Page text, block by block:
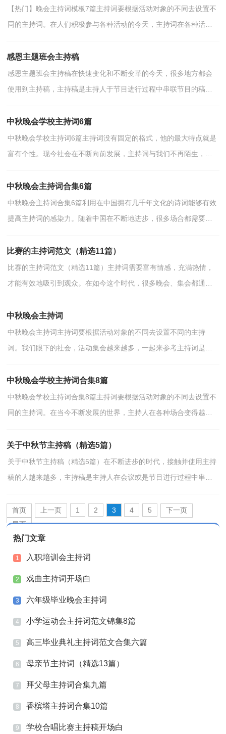
【热门】晚会主持词模板7篇主持词要根据活动对象的不同去设置不
同的主持词。在人们积极参与各种活动的今天，主持词在各种活动
感恩主题班会主持稿
感恩主题班会主持稿在快速变化和不断变革的今天，很多地方都会
使用到主持稿，主持稿是主持人于节目进行过程中串联节目的稿
中秋晚会学校主持词6篇
中秋晚会学校主持词6篇主持词没有固定的格式，他的最大特点就是
富有个性。现今社会在不断向前发展，主持词与我们不再陌生，好
中秋晚会主持词合集6篇
中秋晚会主持词合集6篇利用在中国拥有几千年文化的诗词能够有效
提高主持词的感染力。随着中国在不断地进步，很多场合都需要主
比赛的主持词范文（精选11篇）
比赛的主持词范文（精选11篇）主持词需要富有情感，充满热情，
才能有效地吸引到观众。在如今这个时代，很多晚会、集会都通过
中秋晚会主持词
中秋晚会主持词主持词要根据活动对象的不同去设置不同的主持
词。我们眼下的社会，活动集会越来越多，一起来参考主持词是怎
中秋晚会学校主持词合集8篇
中秋晚会学校主持词合集8篇主持词要根据活动对象的不同去设置不
同的主持词。在当今不断发展的世界，主持人在各种场合变得越来
关于中秋节主持稿（精选5篇）
关于中秋节主持稿（精选5篇）在不断进步的时代，接触并使用主持
稿的人越来越多，主持稿是主持人在会议或是节目进行过程中串联
首页 上一页 1 2 3 4 5
下一页
尾页
热门文章
1 入职培训会主持词
2 戏曲主持词开场白
3 六年级毕业晚会主持词
4 小学运动会主持词范文锦集8篇
5 高三毕业典礼主持词范文合集六篇
6 母亲节主持词（精选13篇）
7 拜父母主持词合集九篇
8 香槟塔主持词合集10篇
9 学校合唱比赛主持稿开场白